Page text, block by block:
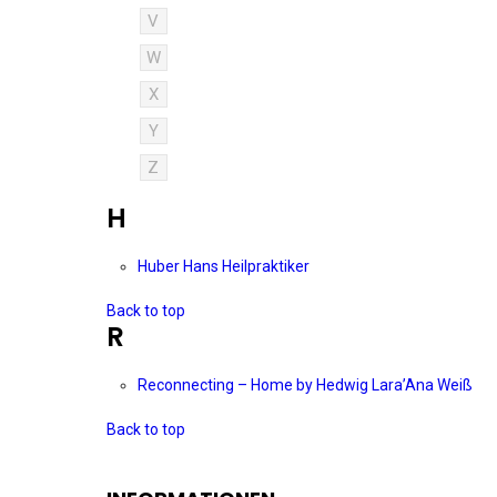
V
W
X
Y
Z
H
Huber Hans Heilpraktiker
Back to top
R
Reconnecting – Home by Hedwig Lara’Ana Weiß
Back to top